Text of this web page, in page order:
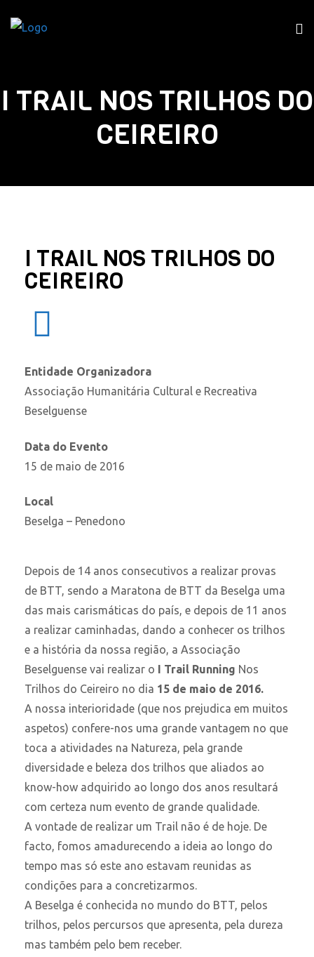
I TRAIL NOS TRILHOS DO
CEIREIRO
I TRAIL NOS TRILHOS DO
CEIREIRO
Entidade Organizadora
Associação Humanitária Cultural e Recreativa
Beselguense
Data do Evento
15 de maio de 2016
Local
Beselga – Penedono
Depois de 14 anos consecutivos a realizar provas
de BTT, sendo a Maratona de BTT da Beselga uma
das mais carismáticas do país, e depois de 11 anos
a realizar caminhadas, dando a conhecer os trilhos
e a história da nossa região, a Associação
Beselguense vai realizar o I Trail Running Nos
Trilhos do Ceireiro no dia 15 de maio de 2016.
A nossa interioridade (que nos prejudica em muitos
aspetos) confere-nos uma grande vantagem no que
toca a atividades na Natureza, pela grande
diversidade e beleza dos trilhos que aliados ao
know-how adquirido ao longo dos anos resultará
com certeza num evento de grande qualidade.
A vontade de realizar um Trail não é de hoje. De
facto, fomos amadurecendo a ideia ao longo do
tempo mas só este ano estavam reunidas as
condições para a concretizarmos.
A Beselga é conhecida no mundo do BTT, pelos
trilhos, pelos percursos que apresenta, pela dureza
mas também pelo bem receber.